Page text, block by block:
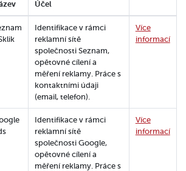
Účel
Identifikace v rámci
reklamní sítě
společnosti Seznam,
opětovné cílení a
měření reklamy. Práce s
kontaktními údaji
(email, telefon).
Více
informací
Identifikace v rámci
reklamní sítě
společnosti Google,
opětovné cílení a
měření reklamy. Práce s
Více
informací